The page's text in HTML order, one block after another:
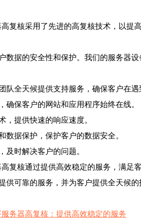
复核采用了先进的高复核技术，以提
数据的安全性和保护。我们的服务器
队全天候提供支持服务，确保客户在
确保客户的网站和应用程序始终在线。
，提供快速的响应速度。
数据保护，保护客户的数据安全。
及时解决客户的问题。
复核通过提供高效稳定的服务，满足
供可靠的服务，并为客户提供全天候
务器高复核：提供高效稳定的服务